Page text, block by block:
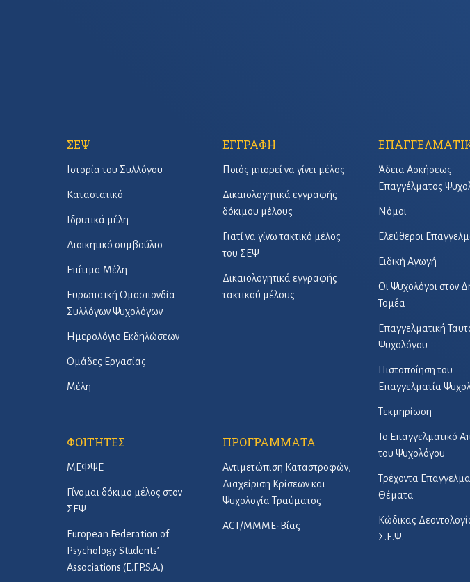
ΣΕΨ
Ιστορία του Συλλόγου
Καταστατικό
Ιδρυτικά μέλη
Διοικητικό συμβούλιο
Επίτιμα Μέλη
Ευρωπαϊκή Ομοσπονδία
Συλλόγων Ψυχολόγων
Ημερολόγιο Εκδηλώσεων
Ομάδες Εργασίας
Μέλη
ΕΓΓΡΑΦΗ
Ποιός μπορεί να γίνει μέλος
Δικαιολογητικά εγγραφής
δόκιμου μέλους
Γιατί να γίνω τακτικό μέλος
του ΣΕΨ
Δικαιολογητικά εγγραφής
τακτικού μέλους
Άδεια Ασκήσεως
Επαγγέλματος
Νόμοι
Ελεύθεροι
Ειδική Αγωγή
Οι Ψυχολόγοι στον
Τομέα
Επαγγελματική
Ψυχολόγου
Πιστοποίηση του
Επαγγελματία
Τεκμηρίωση
Το Επαγγελματικό
του Ψυχολόγου
Τρέχοντα
Θέματα
Κώδικας
Σ.Ε.Ψ.
ΦΟΙΤΗΤΕΣ
ΜΕΦΨΕ
Γίνομαι δόκιμο μέλος στον
ΣΕΨ
European Federation of
Psychology Students’
Associations (E.F.P.S.A.)
ΠΡΟΓΡΑΜΜΑΤΑ
Αντιμετώπιση Καταστροφών,
Διαχείριση Κρίσεων και
Ψυχολογία Τραύματος
ACT/ΜΜΜΕ-Βίας